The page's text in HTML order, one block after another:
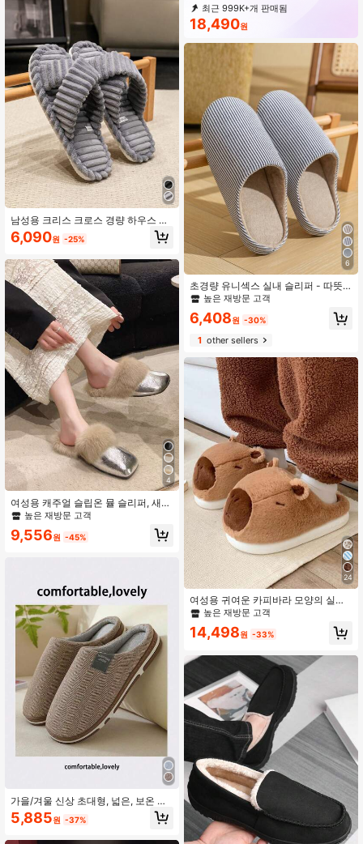
남성용 크리스 크로스 경량 하우스 슬
리퍼, 미니멀리스트 스트라이프 실내
용 부드러운 플리스 오픈 토 통풍 슬리
6,090원 -25%
4
여성용 캐주얼 슬립온 뮬 슬리퍼, 새로
운 라운드 토 플러피 슬립온 슬리퍼,
높은 재방문 고객
9,556원 -45%
가을/겨울 신상 초대형, 넓은, 보온 안
감 슬리퍼 남성용, 단순한 솔리드 컬러
두꺼운 밑창 푹신한 따뜻한 실내화
5,885원 -37%
최근 999K+개 판매됨
999K+ 재구매
18,490원
6
초경량 유니섹스 실내 슬리퍼 - 따뜻
한 플러시, 봄/가을용 부드러운 무소음
높은 재방문 고객
6,408원 -30%
1other sellers
24
여성용 귀여운 카피바라 모양의 실내
슬리퍼, 겨울용 미끄럼 방지 따뜻한 두
높은 재방문 고객
14,498원 -33%